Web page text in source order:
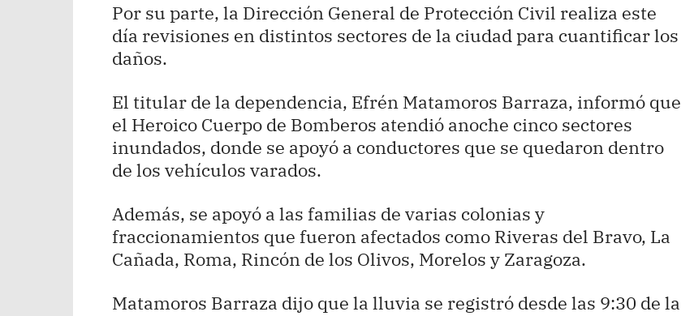
Por su parte, la Dirección General de Protección Civil realiza este
día revisiones en distintos sectores de la ciudad para cuantificar los
daños.
El titular de la dependencia, Efrén Matamoros Barraza, informó que
el Heroico Cuerpo de Bomberos atendió anoche cinco sectores
inundados, donde se apoyó a conductores que se quedaron dentro
de los vehículos varados.
Además, se apoyó a las familias de varias colonias y
fraccionamientos que fueron afectados como Riveras del Bravo, La
Cañada, Roma, Rincón de los Olivos, Morelos y Zaragoza.
Matamoros Barraza dijo que la lluvia se registró desde las 9:30 de la